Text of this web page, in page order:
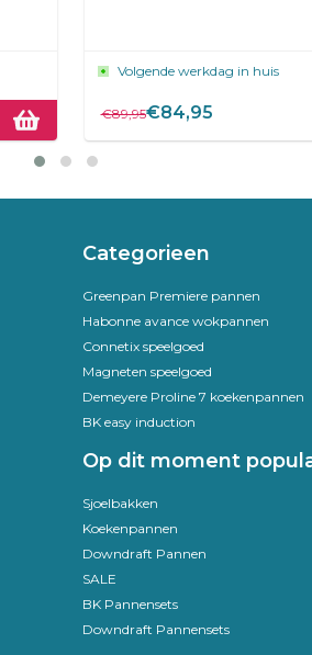
Volgende werkdag in huis
€89,95€84,95
Categorieen
Greenpan Premiere pannen
Habonne avance wokpannen
Connetix speelgoed
Magneten speelgoed
Demeyere Proline 7 koekenpannen
BK easy induction
Op dit moment
Sjoelbakken
Koekenpannen
Downdraft Pannen
SALE
BK Pannensets
Downdraft Pannensets